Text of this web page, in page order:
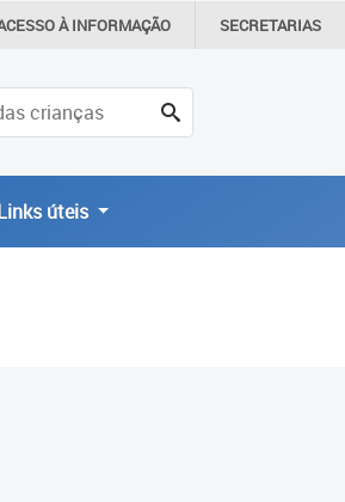
ÀINFORMAÇÃO SECRETARIAS
úteis